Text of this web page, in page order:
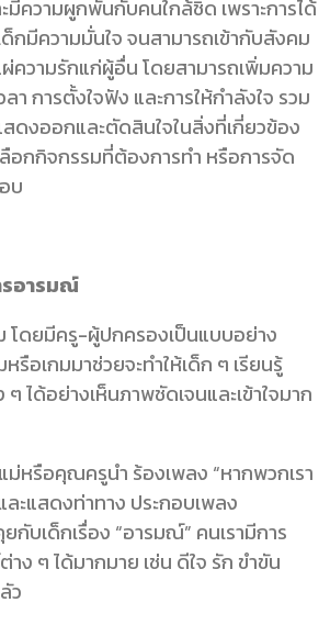
มีความผูกพันกับคนใกล้ชิด เพราะการได้
ด็กมีความมั่นใจ จนสามารถเข้ากับสังคม
ความรักแก่ผู้อื่น โดยสามารถเพิ่มความ
ลา การตั้งใจฟัง และการให้กำลังใจ รวม
สดงออกและตัดสินใจในสิ่งที่เกี่ยวข้อง
ลือกกิจกรรมที่ต้องการทำ หรือการจัด
บ
รอารมณ์
โดยมีครู-ผู้ปกครองเป็นแบบอย่าง
หรือเกมมาช่วยจะทำให้เด็ก ๆ เรียนรู้
ได้อย่างเห็นภาพชัดเจนและเข้าใจมาก
รือคุณครูนำ ร้องเพลง “หากพวกเรา
ละแสดงท่าทาง ประกอบเพลง
กับเด็กเรื่อง “อารมณ์” คนเรามีการ
าง ๆได้มากมาย เช่น ดีใจ รัก ขำขัน
ว